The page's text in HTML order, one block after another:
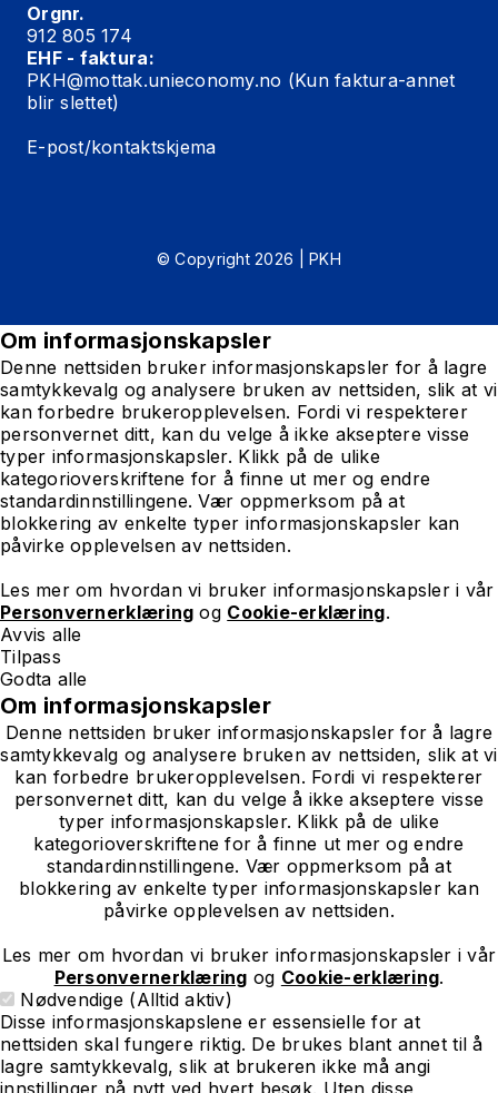
Orgnr.
912 805 174
EHF - faktura:
PKH@mottak.unieconomy.no (Kun faktura-annet
blir slettet)
E-post/kontaktskjema
© Copyright 2026 | PKH
Om informasjonskapsler
Denne nettsiden bruker informasjonskapsler for å lagre
samtykkevalg og analysere bruken av nettsiden, slik at vi
kan forbedre brukeropplevelsen. Fordi vi respekterer
personvernet ditt, kan du velge å ikke akseptere visse
typer informasjonskapsler. Klikk på de ulike
kategorioverskriftene for å finne ut mer og endre
standardinnstillingene. Vær oppmerksom på at
blokkering av enkelte typer informasjonskapsler kan
påvirke opplevelsen av nettsiden.
Les mer om hvordan vi bruker informasjonskapsler i vår
Personvernerklæring og Cookie-erklæring.
Avvis alle
Tilpass
Godta alle
Om informasjonskapsler
Denne nettsiden bruker informasjonskapsler for å lagre
samtykkevalg og analysere bruken av nettsiden, slik at vi
kan forbedre brukeropplevelsen. Fordi vi respekterer
personvernet ditt, kan du velge å ikke akseptere visse
typer informasjonskapsler. Klikk på de ulike
kategorioverskriftene for å finne ut mer og endre
standardinnstillingene. Vær oppmerksom på at
blokkering av enkelte typer informasjonskapsler kan
påvirke opplevelsen av nettsiden.
Les mer om hvordan vi bruker informasjonskapsler i vår
Personvernerklæring og Cookie-erklæring.
Nødvendige (Alltid aktiv)
Disse informasjonskapslene er essensielle for at
nettsiden skal fungere riktig. De brukes blant annet til å
lagre samtykkevalg, slik at brukeren ikke må angi
innstillinger på nytt ved hvert besøk. Uten disse